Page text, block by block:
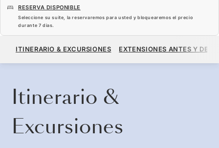
RESERVA DISPONIBLE
Seleccione su suite, la reservaremos para usted y bloquearemos el precio
durante 7 dias.
14.400 US$
ITINERARIO & EXCURSIONES EXTENSIONES ANTES Y
Itinerario &
Excursiones